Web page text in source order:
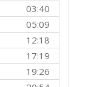
03:40
05:09
12:18
17:19
19:26